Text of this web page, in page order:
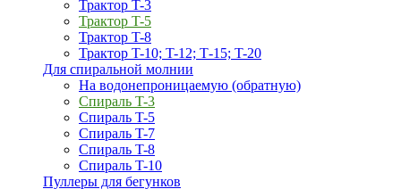
Трактор T-3
Трактор T-5
Трактор T-8
Трактор T-10; T-12; Т-15; T-20
Для спиральной молнии
На водонепроницаемую (обратную)
Спираль T-3
Спираль T-5
Спираль T-7
Спираль T-8
Спираль T-10
Пуллеры для бегунков